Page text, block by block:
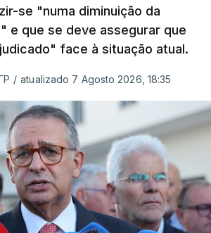
se "numa diminuição da
e que se deve assegurar que
face à situação atual.
/ atualizado 7 Agosto 2026, 18:35